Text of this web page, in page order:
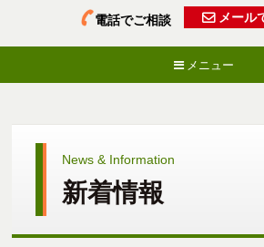
電話でご相談 メール
メニュー
News & Information
新着情報